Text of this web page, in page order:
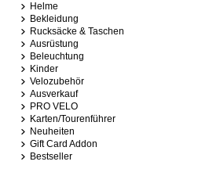
Helme
Bekleidung
Rucksäcke & Taschen
Ausrüstung
Beleuchtung
Kinder
Velozubehör
Ausverkauf
PRO VELO
Karten/Tourenführer
Neuheiten
Gift Card Addon
Bestseller